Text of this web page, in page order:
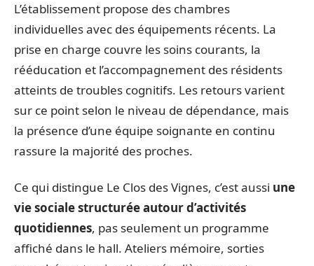
L’établissement propose des chambres
individuelles avec des équipements récents. La
prise en charge couvre les soins courants, la
rééducation et l’accompagnement des résidents
atteints de troubles cognitifs. Les retours varient
sur ce point selon le niveau de dépendance, mais
la présence d’une équipe soignante en continu
rassure la majorité des proches.
Ce qui distingue Le Clos des Vignes, c’est aussi une
vie sociale structurée autour d’activités
quotidiennes, pas seulement un programme
affiché dans le hall. Ateliers mémoire, sorties